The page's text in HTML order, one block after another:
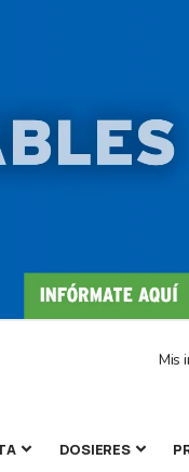
Mis
DOSIERES